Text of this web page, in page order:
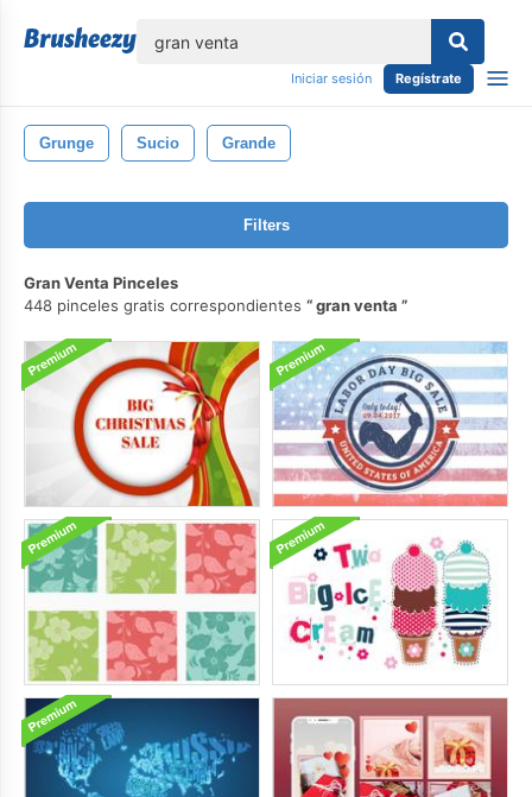
Iniciar sesión Regístrate
Grunge Sucio Grande
Filters
Gran Venta Pinceles
448 pinceles gratis correspondientes
gran venta